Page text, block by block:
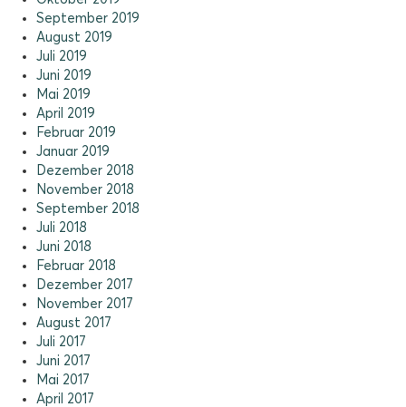
September 2019
August 2019
Juli 2019
Juni 2019
Mai 2019
April 2019
Februar 2019
Januar 2019
Dezember 2018
November 2018
September 2018
Juli 2018
Juni 2018
Februar 2018
Dezember 2017
November 2017
August 2017
Juli 2017
Juni 2017
Mai 2017
April 2017